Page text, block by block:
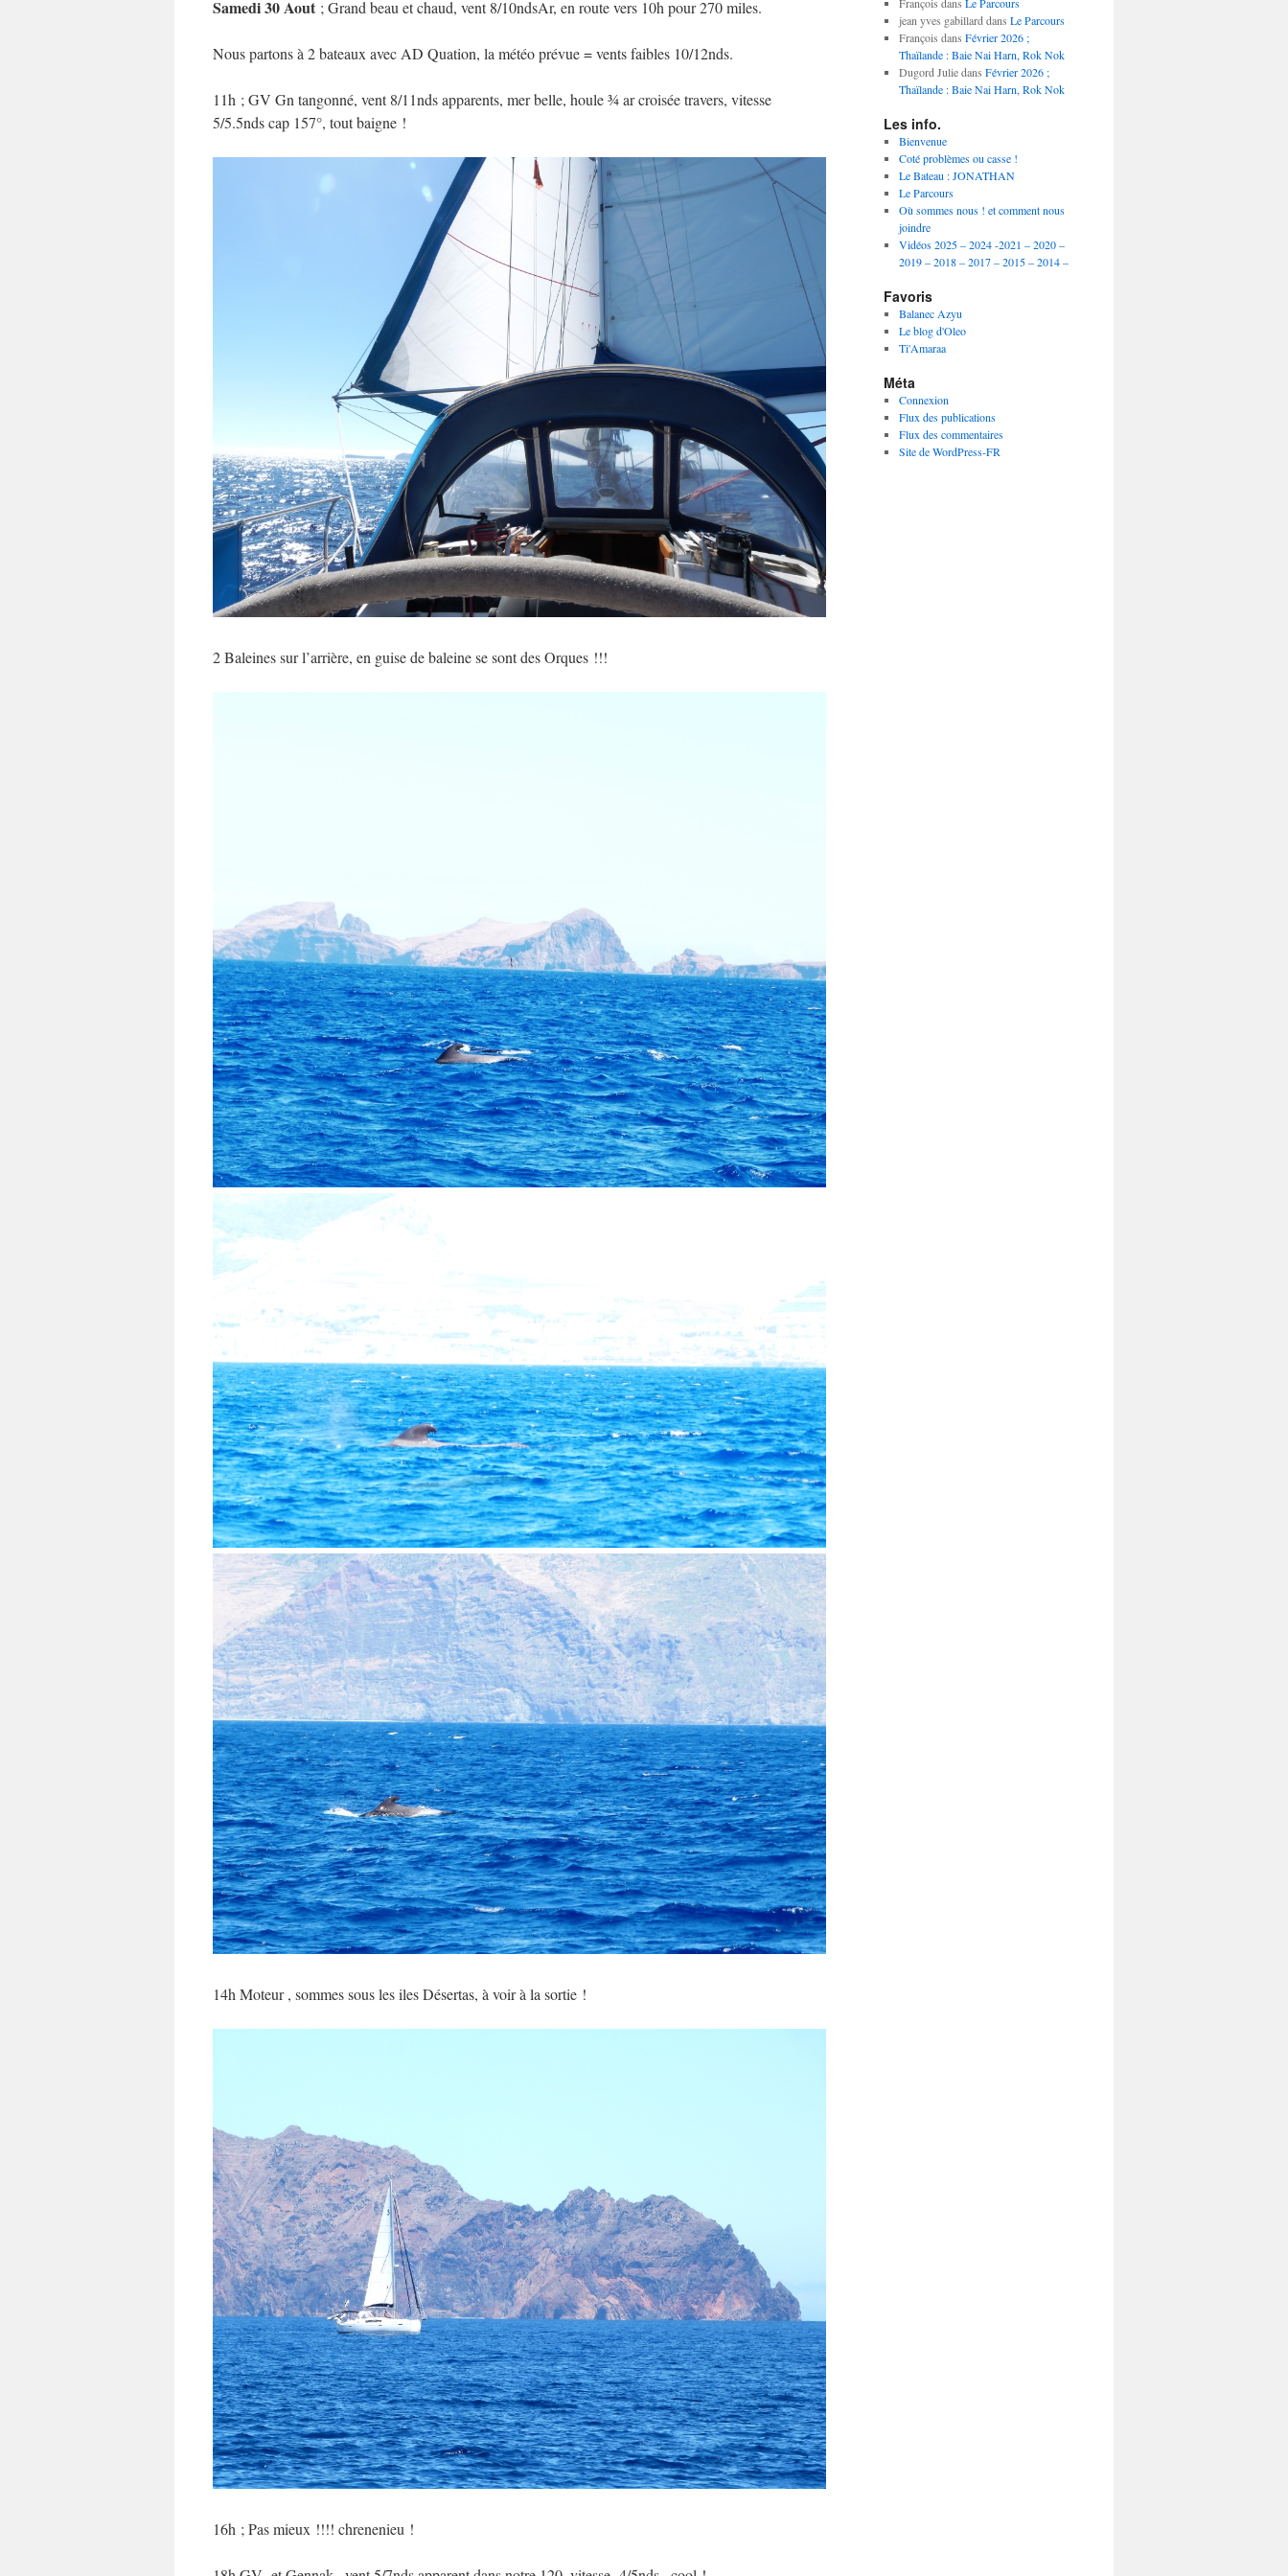
Samedi 30 Aout ; Grand beau et chaud, vent 8/10ndsAr, en route vers 10h pour 270 miles.
Nous partons à 2 bateaux avec AD Quation, la météo prévue = vents faibles 10/12nds.
11h ; GV Gn tangonné, vent 8/11nds apparents, mer belle, houle ¾ ar croisée travers, vitesse
5/5.5nds cap 157°, tout baigne !
2 Baleines sur l’arrière, en guise de baleine se sont des Orques !!!
14h Moteur , sommes sous les iles Désertas, à voir à la sortie !
16h ; Pas mieux !!!! chrenenieu !
jean yves gabillard dans Le Parcours
François dans Février 2026 ;
Thaïlande : Baie Nai Harn, Rok Nok
Dugord Juliedans Février 2026 ;
Thaïlande : Baie Nai Harn, Rok Nok
Les info.
Bienvenue
Coté problèmes ou casse !
Le Bateau : JONATHAN
Le Parcours
Où sommes nous ! et comment nous
joindre
Vidéos 2025 – 2024 -2021 – 2020 –
2019 – 2018 – 2017 – 2015 – 2014 –
Favoris
Balanec Azyu
Le blog d'Oleo
Ti'Amaraa
Méta
Connexion
Flux des publications
Flux des commentaires
Site de WordPress-FR